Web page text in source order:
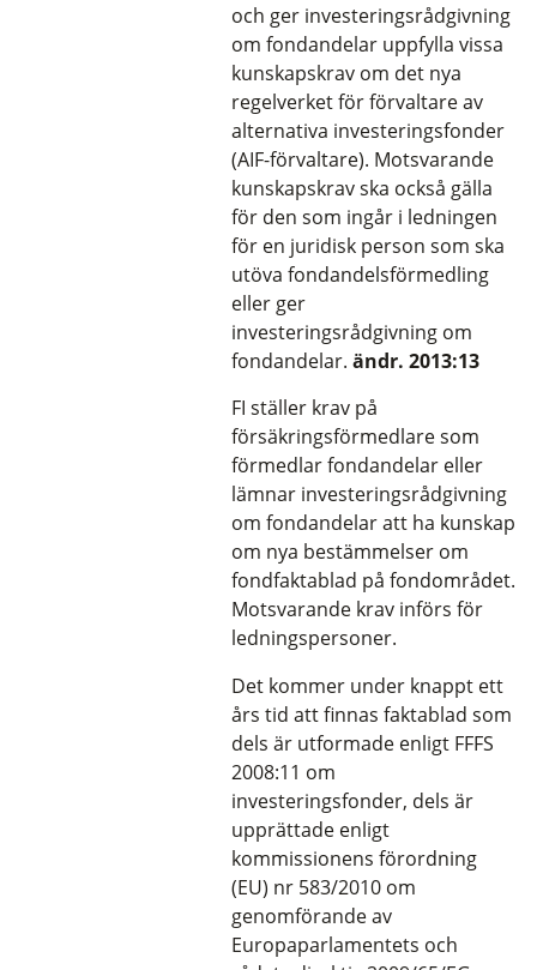
och ger investeringsrådgivning
om fondandelar uppfylla vissa
kunskapskrav om det nya
regelverket för förvaltare av
alternativa investeringsfonder
(AIF-förvaltare). Motsvarande
kunskapskrav ska också gälla
för den som ingår i ledningen
för en juridisk person som ska
utöva fondandelsförmedling
eller ger
investeringsrådgivning om
fondandelar. ändr. 2013:13
FI ställer krav på
försäkringsförmedlare som
förmedlar fondandelar eller
lämnar investeringsrådgivning
om fondandelar att ha kunskap
om nya bestämmelser om
fondfaktablad på fondområdet.
Motsvarande krav införs för
ledningspersoner.
Det kommer under knappt ett
års tid att finnas faktablad som
dels är utformade enligt FFFS
2008:11 om
investeringsfonder, dels är
upprättade enligt
kommissionens förordning
(EU) nr 583/2010 om
genomförande av
Europaparlamentets och